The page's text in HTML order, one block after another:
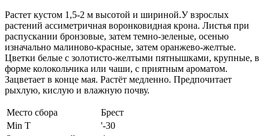
Растет кустом 1,5-2 м высотой и шириной.У взрослых
растений ассиметричная воронковидная крона. Листья при
распускании бронзовые, затем темно-зеленые, осенью
изначально малиново-красные, затем оранжево-желтые.
Цветки белые с золотисто-желтыми пятнышками, крупные, в
форме колокольчика или чаши, с приятным ароматом.
Зацветает в конце мая. Растёт медленно. Предпочитает
рыхлую, кислую и влажную почву.
Место сбора
Брест
Min T
'-30